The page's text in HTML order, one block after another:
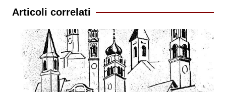
Articoli correlati